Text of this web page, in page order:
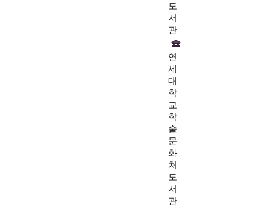
도
서
관
연
세
대
학
교
학
술
문
화
처
도
서
관